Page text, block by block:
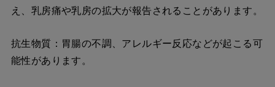
え、乳房痛や乳房の拡大が報告されることがあります。
抗生物質：胃腸の不調、アレルギー反応などが起こる可
能性があります。